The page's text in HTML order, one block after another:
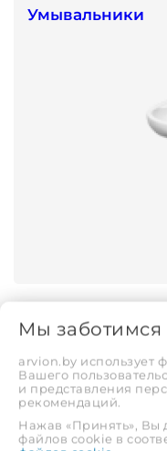
Умывальники
Мойки
Мы
arvion.by использует
Вашего
и представления
рекомендаций.
Нажав «Принять», Вы
файлов cookie в